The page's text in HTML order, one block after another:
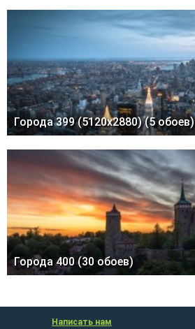
Города 399 (5120x2880) (5 обоев)
Города 400 (30 обоев)
Написать нам